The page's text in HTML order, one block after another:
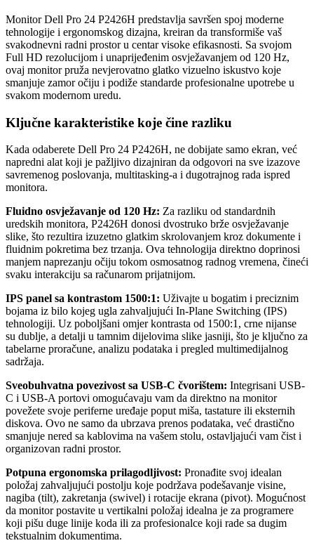
Monitor Dell Pro 24 P2426H predstavlja savršen spoj moderne
tehnologije i ergonomskog dizajna, kreiran da transformiše vaš
svakodnevni radni prostor u centar visoke efikasnosti. Sa svojom
Full HD rezolucijom i unaprijeđenim osvježavanjem od 120 Hz,
ovaj monitor pruža nevjerovatno glatko vizuelno iskustvo koje
smanjuje zamor očiju i podiže standarde profesionalne upotrebe u
svakom modernom uredu.
Ključne karakteristike koje čine razliku
Kada odaberete Dell Pro 24 P2426H, ne dobijate samo ekran, već
napredni alat koji je pažljivo dizajniran da odgovori na sve izazove
savremenog poslovanja, multitasking-a i dugotrajnog rada ispred
monitora.
Fluidno osvježavanje od 120 Hz: Za razliku od standardnih
uredskih monitora, P2426H donosi dvostruko brže osvježavanje
slike, što rezultira izuzetno glatkim skrolovanjem kroz dokumente i
fluidnim pokretima bez trzanja. Ova tehnologija direktno doprinosi
manjem naprezanju očiju tokom osmosatnog radnog vremena, čineći
svaku interakciju sa računarom prijatnijom.
IPS panel sa kontrastom 1500:1: Uživajte u bogatim i preciznim
bojama iz bilo kojeg ugla zahvaljujući In-Plane Switching (IPS)
tehnologiji. Uz poboljšani omjer kontrasta od 1500:1, crne nijanse
su dublje, a detalji u tamnim dijelovima slike jasniji, što je ključno za
tabelarne proračune, analizu podataka i pregled multimedijalnog
sadržaja.
Sveobuhvatna povezivost sa USB-C čvorištem: Integrisani USB-
C i USB-A portovi omogućavaju vam da direktno na monitor
povežete svoje periferne uređaje poput miša, tastature ili eksternih
diskova. Ovo ne samo da ubrzava prenos podataka, već drastično
smanjuje nered sa kablovima na vašem stolu, ostavljajući vam čist i
organizovan radni prostor.
Potpuna ergonomska prilagodljivost: Pronađite svoj idealan
položaj zahvaljujući postolju koje podržava podešavanje visine,
nagiba (tilt), zakretanja (swivel) i rotacije ekrana (pivot). Mogućnost
da monitor postavite u vertikalni položaj idealna je za programere
koji pišu duge linije koda ili za profesionalce koji rade sa dugim
tekstualnim dokumentima.